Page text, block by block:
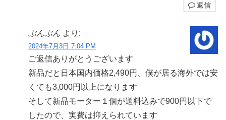
返信
ぶんぶん より:
2024年7月3日 7:04 PM
ご返信ありがとうございます
新品だと日本国内価格2,490円、僕が居る海外では安
くても3,000円以上になります
そして新品モーター１個が送料込みで900円以下で
したので、実費は抑えられています